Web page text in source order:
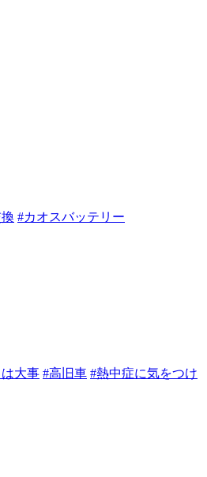
#カオスバッテリー
大事 #高旧車 #熱中症に気をつけ